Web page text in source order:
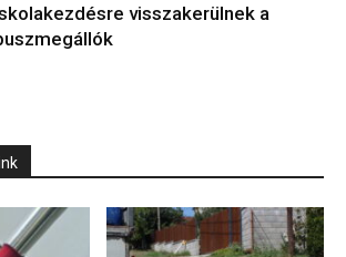
visszakerülnek a